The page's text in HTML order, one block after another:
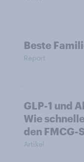
Beste
Report
GLP-1 und
Wie
den
Artikel